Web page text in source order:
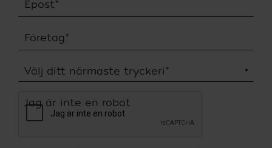
Epost*
Företag *
Välj ditt närmaste tryckeri *
Jag är inte en robot